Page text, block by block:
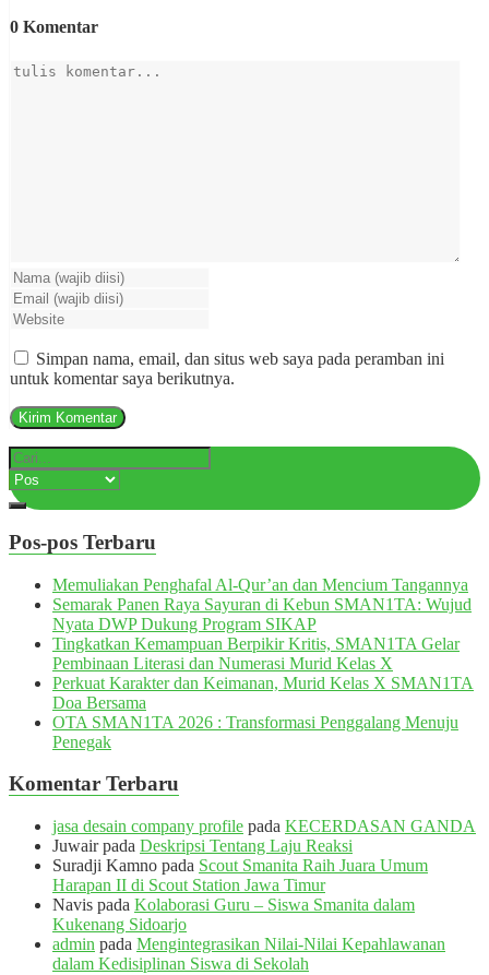
0 Komentar
Simpan nama, email, dan situs web saya pada peramban ini
untuk komentar saya berikutnya.
Pos-pos Terbaru
Memuliakan Penghafal Al-Qur’an dan Mencium Tangannya
Semarak Panen Raya Sayuran di Kebun SMAN1TA: Wujud
Nyata DWP Dukung Program SIKAP
Tingkatkan Kemampuan Berpikir Kritis, SMAN1TA Gelar
Pembinaan Literasi dan Numerasi Murid Kelas X
Perkuat Karakter dan Keimanan, Murid Kelas X SMAN1TA
Doa Bersama
OTA SMAN1TA 2026 : Transformasi Penggalang Menuju
Penegak
Komentar Terbaru
jasa desain company profile pada KECERDASAN GANDA
Juwairpada Deskripsi Tentang Laju Reaksi
Suradji Kamno pada Scout Smanita Raih Juara Umum
Harapan II di Scout Station Jawa Timur
Navis pada Kolaborasi Guru – Siswa Smanita dalam
Kukenang Sidoarjo
admin pada Mengintegrasikan Nilai-Nilai Kepahlawanan
dalam Kedisiplinan Siswa di Sekolah